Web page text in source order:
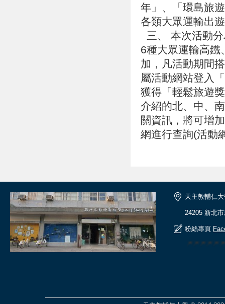
年」、「環島旅
各類大眾運輸出
三、 本次活動
6種大眾運輸高鐵
加，凡活動期間
屬活動網站登入
獲得「輕鬆旅遊
介紹的北、中、
關資訊，將可增
網進行查詢(活動
天主教輔仁
24205 新北
粉絲專頁